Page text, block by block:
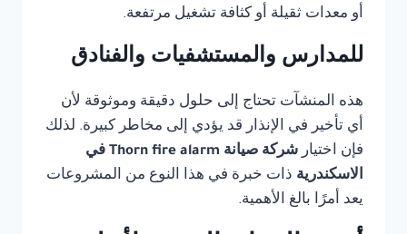
أو معدات ثقيلة أو كثافة تشغيل مرتفعة.
للمدارس والمستشفيات والفنادق
هذه المنشآت تحتاج إلى حلول دقيقة وموثوقة لأن
أي تأخير في الإنذار قد يؤدي إلى مخاطر كبيرة. لذلك
فإن اختيار
شركة صيانة Thorn fire alarm في
الاسكندرية ذات خبرة في هذا النوع من المشروعات
يعد أمرًا بالغ الأهمية.